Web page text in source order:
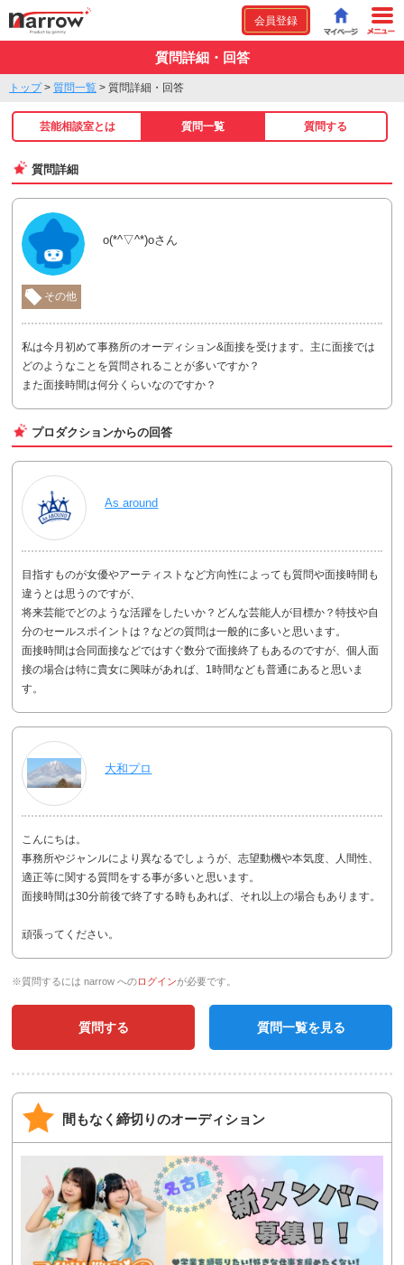
会員登録
質問詳細・回答
トップ> 質問一覧 > 質問詳細・回答
芸能相談室とは 質問一覧 質問する
質問詳細
o(*^▽^*)oさん
その他
私は今月初めて事務所のオーディション&面接を受けます。主に面接では
どのようなことを質問されることが多いですか？
また面接時間は何分くらいなのですか？
プロダクションからの回答
As around
目指すものが女優やアーティストなど方向性によっても質問や面接時間も
違うとは思うのですが、
将来芸能でどのような活躍をしたいか？どんな芸能人が目標か？特技や自
分のセールスポイントは？などの質問は一般的に多いと思います。
面接時間は合同面接などではすぐ数分で面接終了もあるのですが、個人面
接の場合は特に貴女に興味があれば、1時間なども普通にあると思いま
す。
大和プロ
こんにちは。
事務所やジャンルにより異なるでしょうが、志望動機や本気度、人間性、
適正等に関する質問をする事が多いと思います。
面接時間は30分前後で終了する時もあれば、それ以上の場合もあります。
頑張ってください。
※質問するには narrow へのログインが必要です。
質問する 質問一覧を見る
間もなく締切りのオーディション